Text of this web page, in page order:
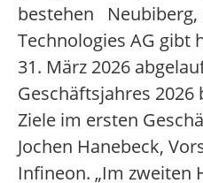
bestehen Neubiberg,
Technologies AG gibt
31. März 2026
Geschäftsjahres
Ziele im ersten
Jochen Hanebeck,
Infineon. „Im zweiten